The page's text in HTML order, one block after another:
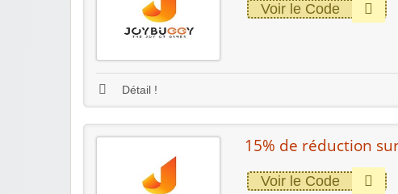
Voir le Code
Détail !
15% de réduction
Voir le Code